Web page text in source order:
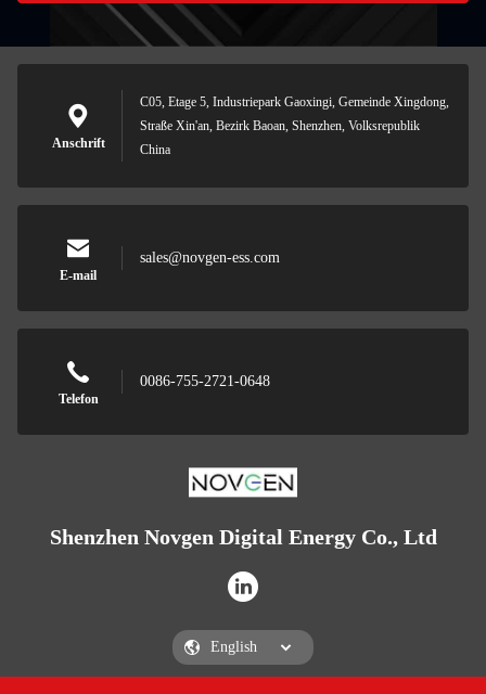
Anschrift
C05, Etage 5, Industriepark Gaoxingi, Gemeinde Xingdong,
Straße Xin'an, Bezirk Baoan, Shenzhen, Volksrepublik
China
E-mail
sales@novgen-ess.com
Telefon
0086-755-2721-0648
Shenzhen Novgen Digital Energy Co., Ltd